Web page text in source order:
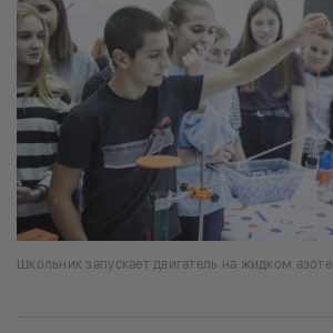
Школьник запускает двигатель на жидком азоте